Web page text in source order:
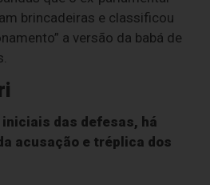
brincadeiras e classificou
a versão da babá de
das defesas, há
acusação e tréplica dos